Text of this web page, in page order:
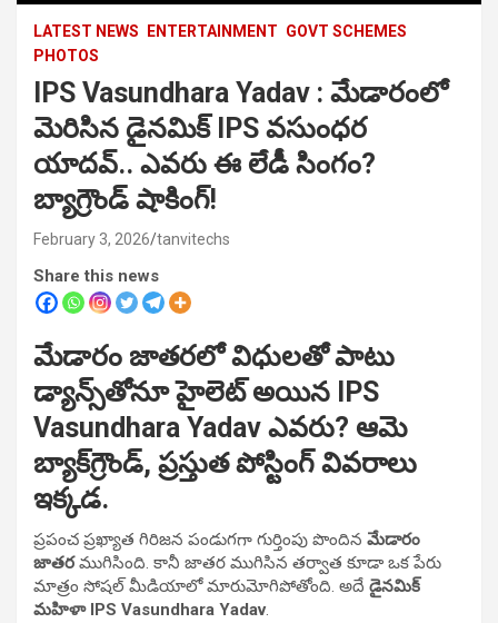
LATEST NEWS ENTERTAINMENT GOVT SCHEMES
PHOTOS
IPS Vasundhara Yadav : మేడారంలో
మెరిసిన డైనమిక్ IPS వసుంధర
యాదవ్.. ఎవరు ఈ లేడీ సింగం?
బ్యాగ్రౌండ్ షాకింగ్!
February 3, 2026 tanvitechs
Share this news
మేడారం జాతరలో విధులతో పాటు
డ్యాన్స్‌తోనూ హైలెట్ అయిన IPS
Vasundhara Yadav ఎవరు? ఆమె
బ్యాక్‌గ్రౌండ్, ప్రస్తుత పోస్టింగ్ వివరాలు
ఇక్కడ.
ప్రపంచ ప్రఖ్యాత గిరిజన పండుగగా గుర్తింపు పొందిన మేడారం
జాతరముగిసింది. కానీ జాతర ముగిసిన తర్వాత కూడా ఒక పేరు
మాత్రం సోషల్ మీడియాలో మారుమోగిపోతోంది. అదే డైనమిక్
మహిళా IPS Vasundhara Yadav.